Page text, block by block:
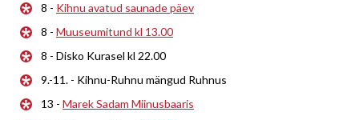
8 - Kihnu avatud saunade päev
8 - Muuseumitund kl 13.00
8 - Disko Kurasel kl 22.00
9.-11. - Kihnu-Ruhnu mängud Ruhnus
13 - Marek Sadam Miinusbaaris